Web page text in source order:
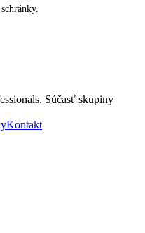
Súčasť skupiny
Kontakt